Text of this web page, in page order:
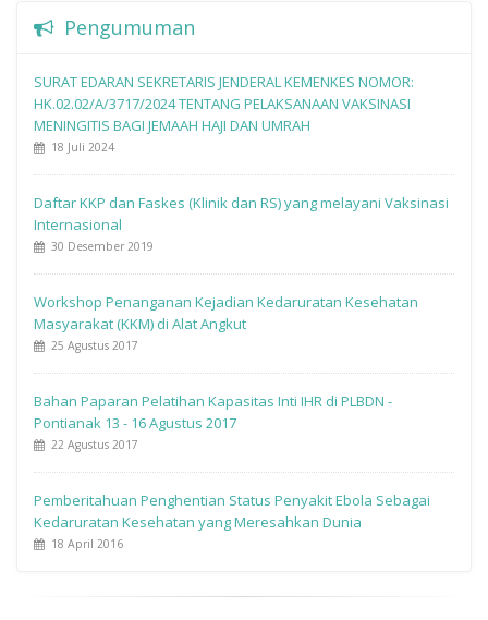
Pengumuman
SURAT EDARAN SEKRETARIS JENDERAL KEMENKES NOMOR:
HK.02.02/A/3717/2024 TENTANG PELAKSANAAN VAKSINASI
MENINGITIS BAGI JEMAAH HAJI DAN UMRAH
18 Juli 2024
Daftar KKP dan Faskes (Klinik dan RS) yang melayani Vaksinasi
Internasional
30 Desember 2019
Workshop Penanganan Kejadian Kedaruratan Kesehatan
Masyarakat (KKM) di Alat Angkut
25 Agustus 2017
Bahan Paparan Pelatihan Kapasitas Inti IHR di PLBDN -
Pontianak 13 - 16 Agustus 2017
22 Agustus 2017
Pemberitahuan Penghentian Status Penyakit Ebola Sebagai
Kedaruratan Kesehatan yang Meresahkan Dunia
18 April 2016